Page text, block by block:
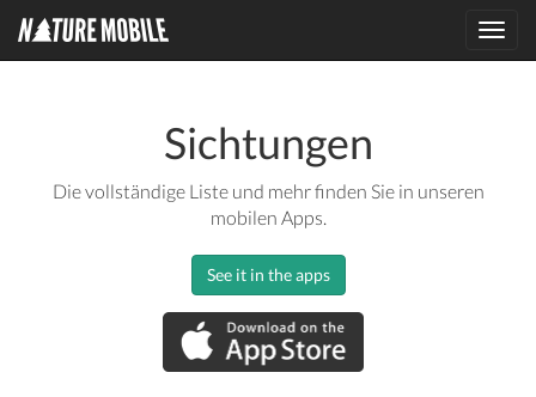
Sichtungen
Die vollständige Liste und mehr finden Sie in unseren
mobilen Apps.
See it in the apps